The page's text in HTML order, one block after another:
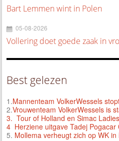
Bart Lemmen wint in Polen
05-08-2026
Vollering doet goede zaak in
Best gelezen
1.Mannenteam VolkerWessels
2.Vrouwenteam VolkerWessels is
3. Tour of Holland en Simac
4 Herziene uitgave Tadej Pogacar
5. Mollema verheugt zich op WK